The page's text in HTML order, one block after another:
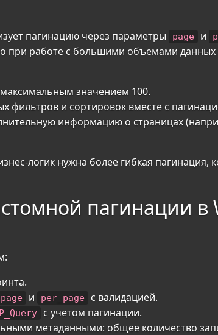
пагинацию через параметры page и
при работе с большими объемами
максимальным значением 100.
фильтров и сортировок вместе с
информацию о страницах
логик нужна более гибкая пагинация,
пагинации в
page и per_page
с валидацией.
с учетом пагинации.
метаданными: общее количество